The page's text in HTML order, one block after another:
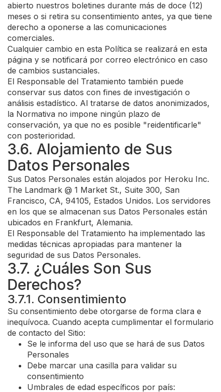
abierto nuestros boletines durante más de doce (12)
meses o si retira su consentimiento antes, ya que tiene
derecho a oponerse a las comunicaciones
comerciales.
Cualquier cambio en esta Política se realizará en esta
página y se notificará por correo electrónico en caso
de cambios sustanciales.
El Responsable del Tratamiento también puede
conservar sus datos con fines de investigación o
análisis estadístico. Al tratarse de datos anonimizados,
la Normativa no impone ningún plazo de
conservación, ya que no es posible "reidentificarle"
con posterioridad.
3.6. Alojamiento de Sus
Datos Personales
Sus Datos Personales están alojados por Heroku Inc.
The Landmark @ 1 Market St., Suite 300, San
Francisco, CA, 94105, Estados Unidos. Los servidores
en los que se almacenan sus Datos Personales están
ubicados en Frankfurt, Alemania.
El Responsable del Tratamiento ha implementado las
medidas técnicas apropiadas para mantener la
seguridad de sus Datos Personales.
3.7. ¿Cuáles Son Sus
Derechos?
3.7.1. Consentimiento
Su consentimiento debe otorgarse de forma clara e
inequívoca. Cuando acepta cumplimentar el formulario
de contacto del Sitio:
Se le informa del uso que se hará de sus Datos
Personales
Debe marcar una casilla para validar su
consentimiento
Umbrales de edad específicos por país: